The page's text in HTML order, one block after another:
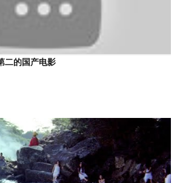
二的国产电影